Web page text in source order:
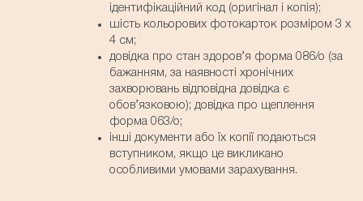
ідентифікаційний код (оригінал і копія);
шість кольорових фотокарток розміром 3 х
4 см;
довідка про стан здоров’я форма 086/о (за
бажанням, за наявності хронічних
захворювань відповідна довідка є
обов’язковою); довідка про щеплення
форма 063/о;
інші документи або їх копії подаються
вступником, якщо це викликано
особливими умовами зарахування.